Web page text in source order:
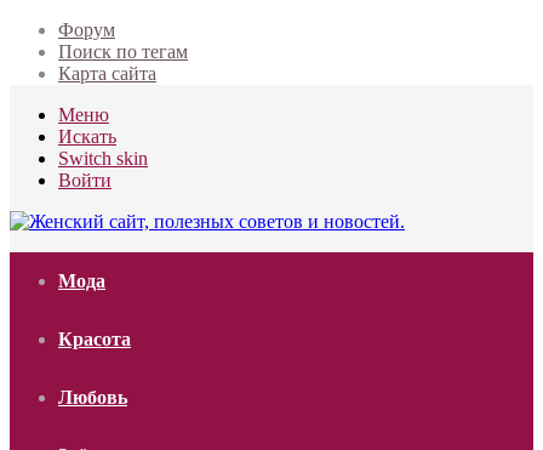
Форум
Поиск по тегам
Карта сайта
Меню
Искать
Switch skin
Войти
Мода
Красота
Любовь